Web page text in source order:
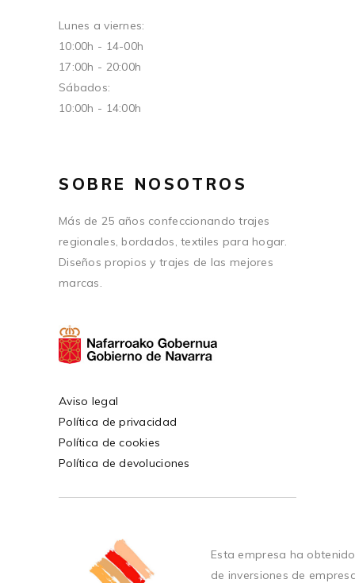
Lunes a viernes:
10:00h - 14-00h
17:00h - 20:00h
Sábados:
10:00h - 14:00h
SOBRE NOSOTROS
Más de 25 años confeccionando trajes
regionales, bordados, textiles para hogar.
Diseños propios y trajes de las mejores
marcas.
Aviso legal
Política de privacidad
Política de cookies
Política de devoluciones
Esta empresa ha
de inversiones de